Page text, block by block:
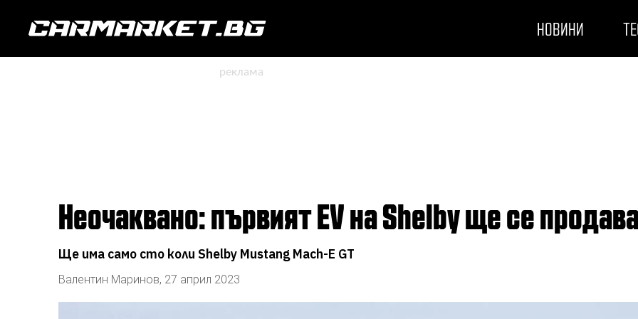
НОВИНИ
Неочаквано: първият EV на Shelby ще се
Ще има само сто коли Shelby Mustang Mach-E GT
Валентин Маринов, 27 април 2023